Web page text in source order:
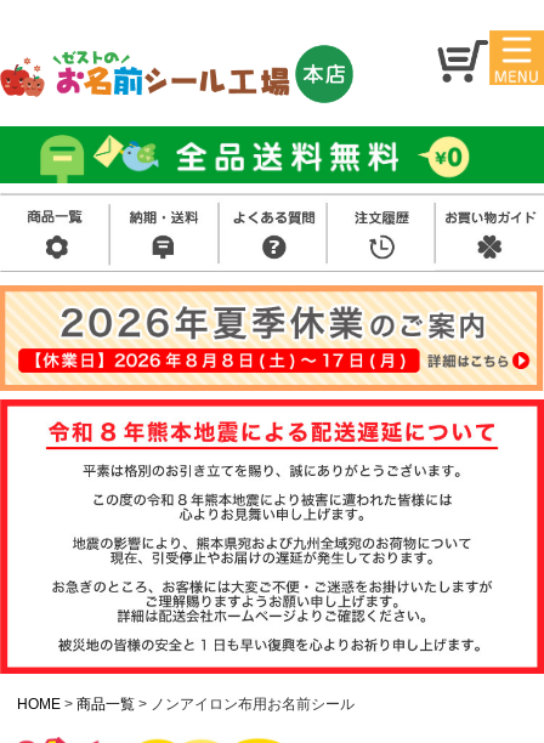
マイ
お名
前シ
アイ
ロン
シー
ル
お買
い得
セッ
ト
スタ
ンプ
その
他
注文履歴
お支払いについ
HOME 商品一覧 ノンアイロン布用お名前シール